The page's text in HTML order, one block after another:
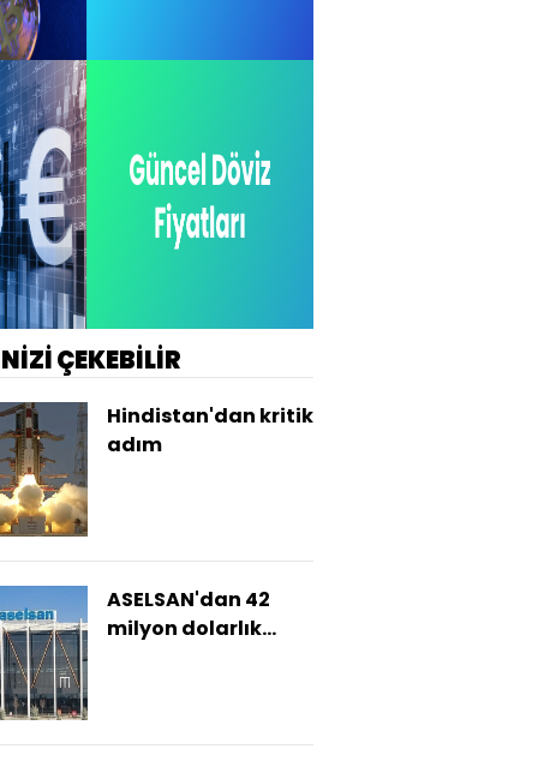
ÇEKEBİLİR
Hindistan'dan kritik
adım
ASELSAN'dan 42
milyon dolarlık